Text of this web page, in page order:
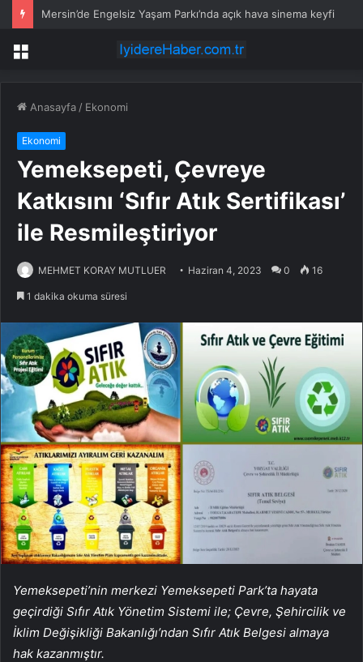
Mersin’de Engelsiz Yaşam Parkı’nda açık hava sinema keyfi
Menü
Anasayfa / Ekonomi
Ekonomi
Yemeksepeti, Çevreye
Katkısını ‘Sıfır Atık Sertifikası’
ile Resmileştiriyor
MEHMET KORAY MUTLUER Haziran 4, 2023 0 16
1 dakika okuma süresi
Yemeksepeti’nin merkezi Yemeksepeti Park’ta hayata
geçirdiği Sıfır Atık Yönetim Sistemi ile; Çevre, Şehircilik ve
İklim Değişikliği Bakanlığı’ndan Sıfır Atık Belgesi almaya
hak kazanmıştır.